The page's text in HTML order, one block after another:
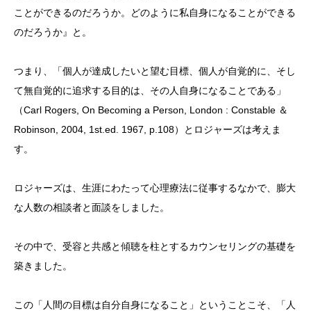
ことができるのだろうか。どのように私自身になることができる
のだろうか』と。
つまり、「個人が達成したいと望む目標、個人が自覚的に、そし
て無自覚的に追求する目的は、その人自身になることである」
（Carl Rogers, On Becoming a Person, London : Constable ＆
Robinson, 2004, 1st.ed. 1967, p.108）とロジャーズは考えま
す。
ロジャーズは、生涯にわたって心理療法に従事するなかで、膨大
な人数の相談者と面談をしました。
その中で、受容と共感と傾聴を柱とするカウンセリングの基礎を
築きました。
この「人間の目標は自分自身になること」ということこそ、「人